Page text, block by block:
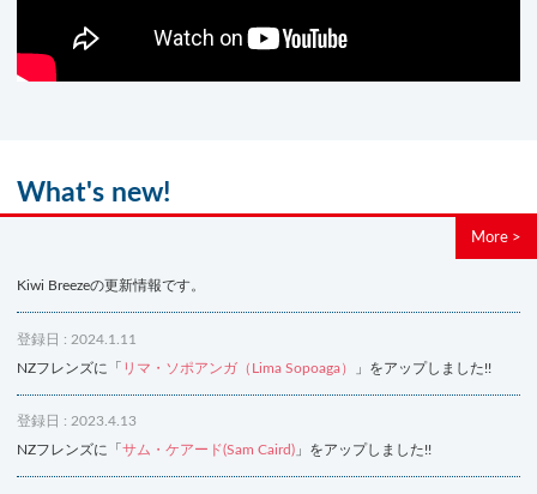
What's new!
More >
Kiwi Breezeの更新情報です。
登録日 : 2024.1.11
NZフレンズに「 リマ・ソポアンガ（Lima Sopoaga） 」をアップしました!!
登録日 : 2023.4.13
NZフレンズに「 サム・ケアード(Sam Caird) 」をアップしました!!